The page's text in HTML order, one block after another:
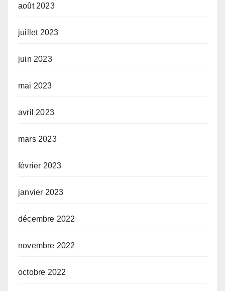
août 2023
juillet 2023
juin 2023
mai 2023
avril 2023
mars 2023
février 2023
janvier 2023
décembre 2022
novembre 2022
octobre 2022